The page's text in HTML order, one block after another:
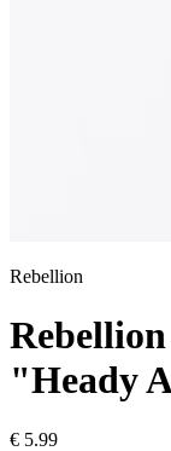
Rebellion
"Heady
€ 5.99